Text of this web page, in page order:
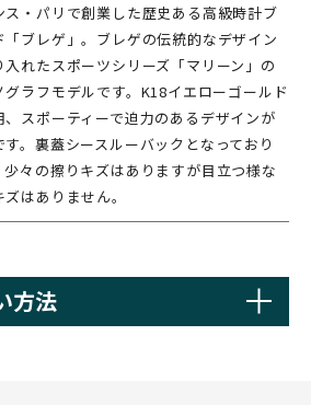
ス・パリで創業した歴史ある高級時計ブ
「ブレゲ」。ブレゲの伝統的なデザイン
入れたスポーツシリーズ「マリーン」の
グラフモデルです。K18イエローゴールド
、スポーティーで迫力のあるデザインが
す。裏蓋シースルーバックとなっており
少々の擦りキズはありますが目立つ様な
はありません。
方法